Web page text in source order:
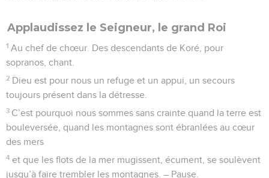
Applaudissez le Seigneur, le grand Roi
1 Au chef de chœur. Des descendants de Koré, pour
sopranos, chant.
2 Dieu est pour nous un refuge et un appui, un secours
toujours présent dans la détresse.
3 C’est pourquoi nous sommes sans crainte quand la terre est
bouleversée, quand les montagnes sont ébranlées au cœur
des mers
4 et que les flots de la mer mugissent, écument, se soulèvent
jusqu’à faire trembler les montagnes. – Pause.